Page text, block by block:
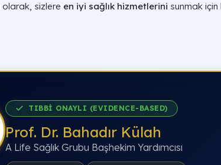
olarak, sizlere en iyi sağlık hizmetlerini sunmak için
TIBBİ ONAYLI (EVIDENCE-BASED)
Prof. Dr. Bahadır Külah
A Life Sağlık Grubu Başhekim Yardımcısı